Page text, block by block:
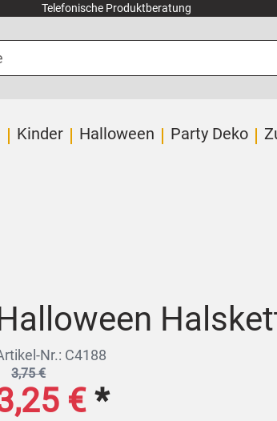
Telefonische Produktberatung
Kinder Halloween Party Deko
Nr.: C4188
€*
3,75 €